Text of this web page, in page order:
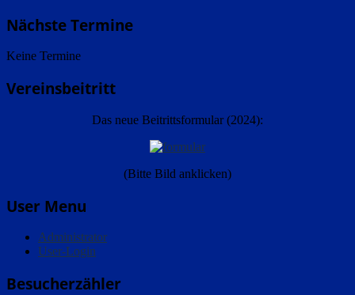
Nächste Termine
Keine Termine
Vereinsbeitritt
Das neue Beitrittsformular (2024):
(Bitte Bild anklicken)
User Menu
Administrator
User-Login
Besucherzähler